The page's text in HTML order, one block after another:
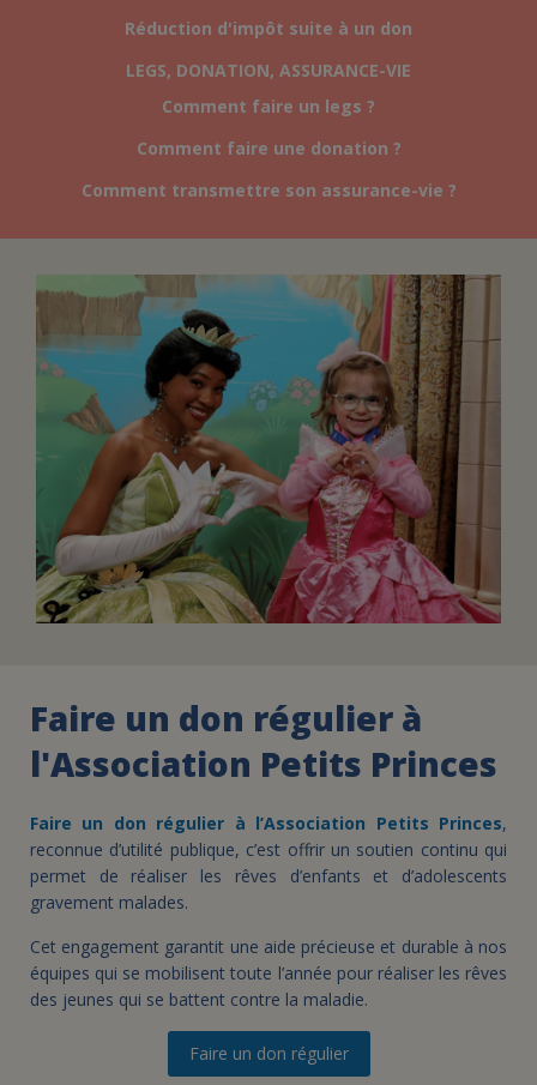
ESPACE PRESSE
JE DEVIENS
BÉNÉVOLE
DEVENIR
UN PETIT PRINCE
Réduction d'impôt suite à un don
LEGS, DONATION, ASSURANCE-VIE
Comment faire un legs ?
Comment faire une donation ?
Comment transmettre son assurance-vie ?
Faire un don régulier à
l'Association Petits Princes
Faire un don régulier à l’Association Petits Princes,
reconnue d’utilité publique, c’est offrir un soutien continu qui
permet de réaliser les rêves d’enfants et d’adolescents
gravement malades.
Cet engagement garantit une aide précieuse et durable à nos
équipes qui se mobilisent toute l’année pour réaliser les rêves
des jeunes qui se battent contre la maladie.
Faire un don régulier